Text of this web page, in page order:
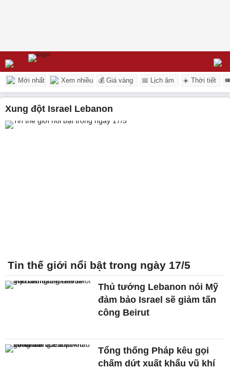
Mới nhất Xem nhiều 💰 Giá vàng 📅 Lịch âm ☀️ Thời tiết
xung đột Israel Lebanon
Tin thế giới nổi bật trong ngày 17/5
Thủ tướng Lebanon nói Mỹ
đảm bảo Israel sẽ giảm tấn
công Beirut
Tổng thống Pháp kêu gọi
chấm dứt xuất khẩu vũ khí